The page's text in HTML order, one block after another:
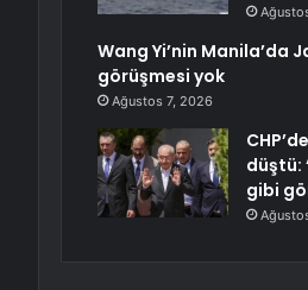
Wang Yi’nin Manila’da
görüşmesi yok
Ağustos 7, 2026
düştü:
gibi